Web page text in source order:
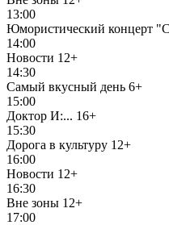
13:00
Юмористический концерт
14:00
Новости 12+
14:30
Самый вкусный день 6+
15:00
Доктор И:... 16+
15:30
Дорога в культуру 12+
16:00
Новости 12+
16:30
Вне зоны 12+
17:00